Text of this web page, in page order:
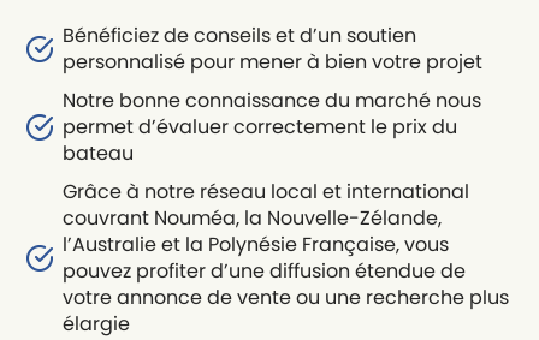
Bénéficiez de conseils et d’un soutien
personnalisé pour mener à bien votre projet
Notre bonne connaissance du marché nous
permet d’évaluer correctement le prix du
bateau
Grâce à notre réseau local et international
couvrant Nouméa, la Nouvelle-Zélande,
l’Australie et la Polynésie Française, vous
pouvez profiter d’une diffusion étendue de
votre annonce de vente ou une recherche plus
élargie